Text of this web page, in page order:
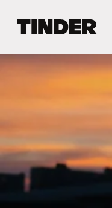
e
e
r